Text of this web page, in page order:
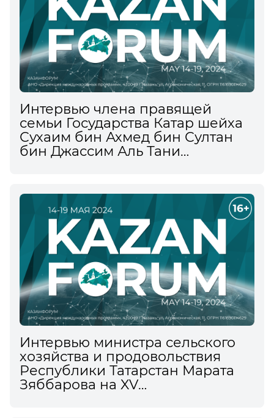
Интервью члена правящей
семьи Государства Катар шейха
Сухаим бин Ахмед бин Султан
бин Джассим Аль Тани
Интервью министра сельского
хозяйства и продовольствия
Республики Татарстан Марата
Зяббарова на XV